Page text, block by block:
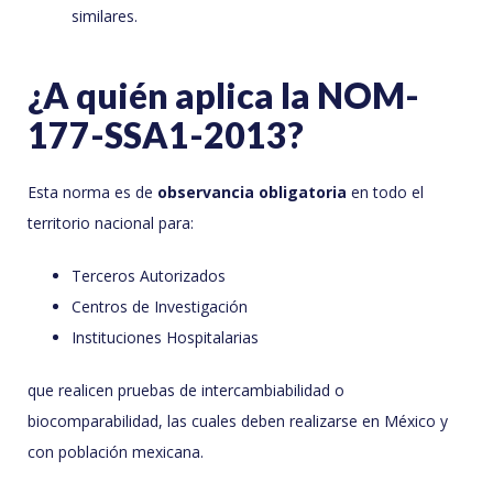
similares.
¿A quién aplica la NOM-
177-SSA1-2013?
Esta norma es de observancia obligatoria en todo el
territorio nacional para:
Terceros Autorizados
Centros de Investigación
Instituciones Hospitalarias
que realicen pruebas de intercambiabilidad o
biocomparabilidad, las cuales deben realizarse en México y
con población mexicana.